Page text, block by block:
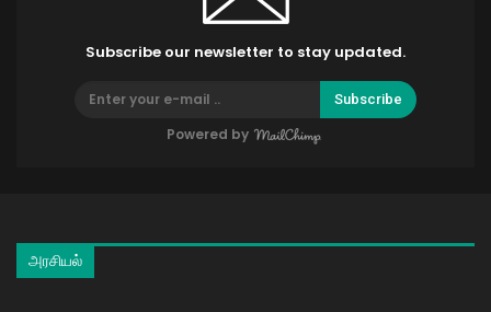
Subscribe our newsletter to stay updated.
Subscribe
Powered by
அரசியல்